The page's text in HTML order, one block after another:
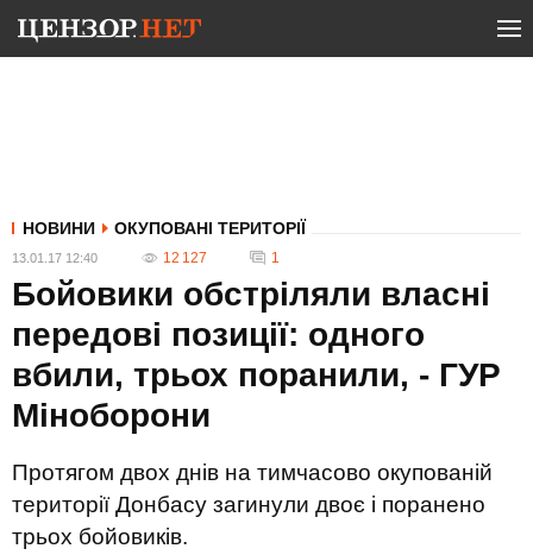
НОВИНИ ОКУПОВАНІ ТЕРИТОРІЇ
13.01.17 12:40 12 127 1
Бойовики обстріляли власні
передові позиції: одного
вбили, трьох поранили, - ГУР
Міноборони
Протягом двох днів на тимчасово окупованій
території Донбасу загинули двоє і поранено
трьох бойовиків.